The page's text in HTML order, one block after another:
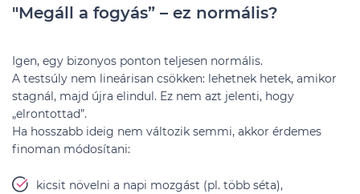
"Megáll a fogyás” – ez normális?
Igen, egy bizonyos ponton teljesen normális.
A testsúly nem lineárisan csökken: lehetnek hetek, amikor
stagnál, majd újra elindul. Ez nem azt jelenti, hogy
„elrontottad”.
Ha hosszabb ideig nem változik semmi, akkor érdemes
finoman módosítani:
kicsit növelni a napi mozgást (pl. több séta),